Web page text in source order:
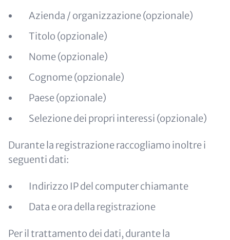
Azienda / organizzazione (opzionale)
Titolo (opzionale)
Nome (opzionale)
Cognome (opzionale)
Paese (opzionale)
Selezione dei propri interessi (opzionale)
Durante la registrazione raccogliamo inoltre i
seguenti dati:
Indirizzo IP del computer chiamante
Data e ora della registrazione
Per il trattamento dei dati, durante la